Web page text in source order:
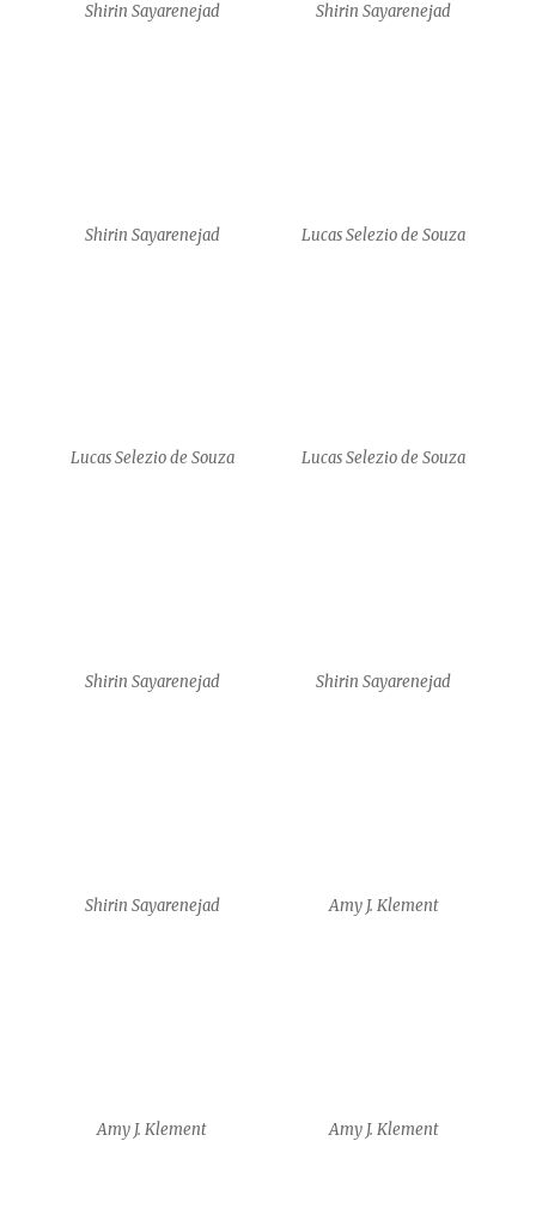
Lucas Selezio de Souza Lucas Selezio de Souza
Shirin Sayarenejad Shirin Sayarenejad
Shirin Sayarenejad Amy J. Klement
Amy J. Klement Amy J. Klement
Amy J. Klement Yam Shalev
Yam Shalev Yam Shalev